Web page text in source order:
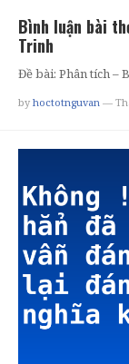
Bình luận bài
Trinh
Đề bài: Phân tích –
by hoctotnguvan —